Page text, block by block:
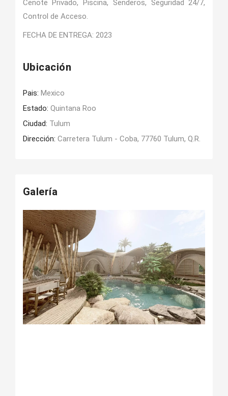
Cenote Privado, Piscina, Senderos, Seguridad 24/7,
Control de Acceso.
FECHA DE ENTREGA: 2023
Ubicación
Pais: Mexico
Estado: Quintana Roo
Ciudad: Tulum
Dirección: Carretera Tulum - Coba, 77760 Tulum, Q.R.
Galería